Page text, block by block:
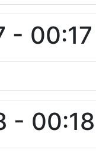
- 00:17
- 00:18